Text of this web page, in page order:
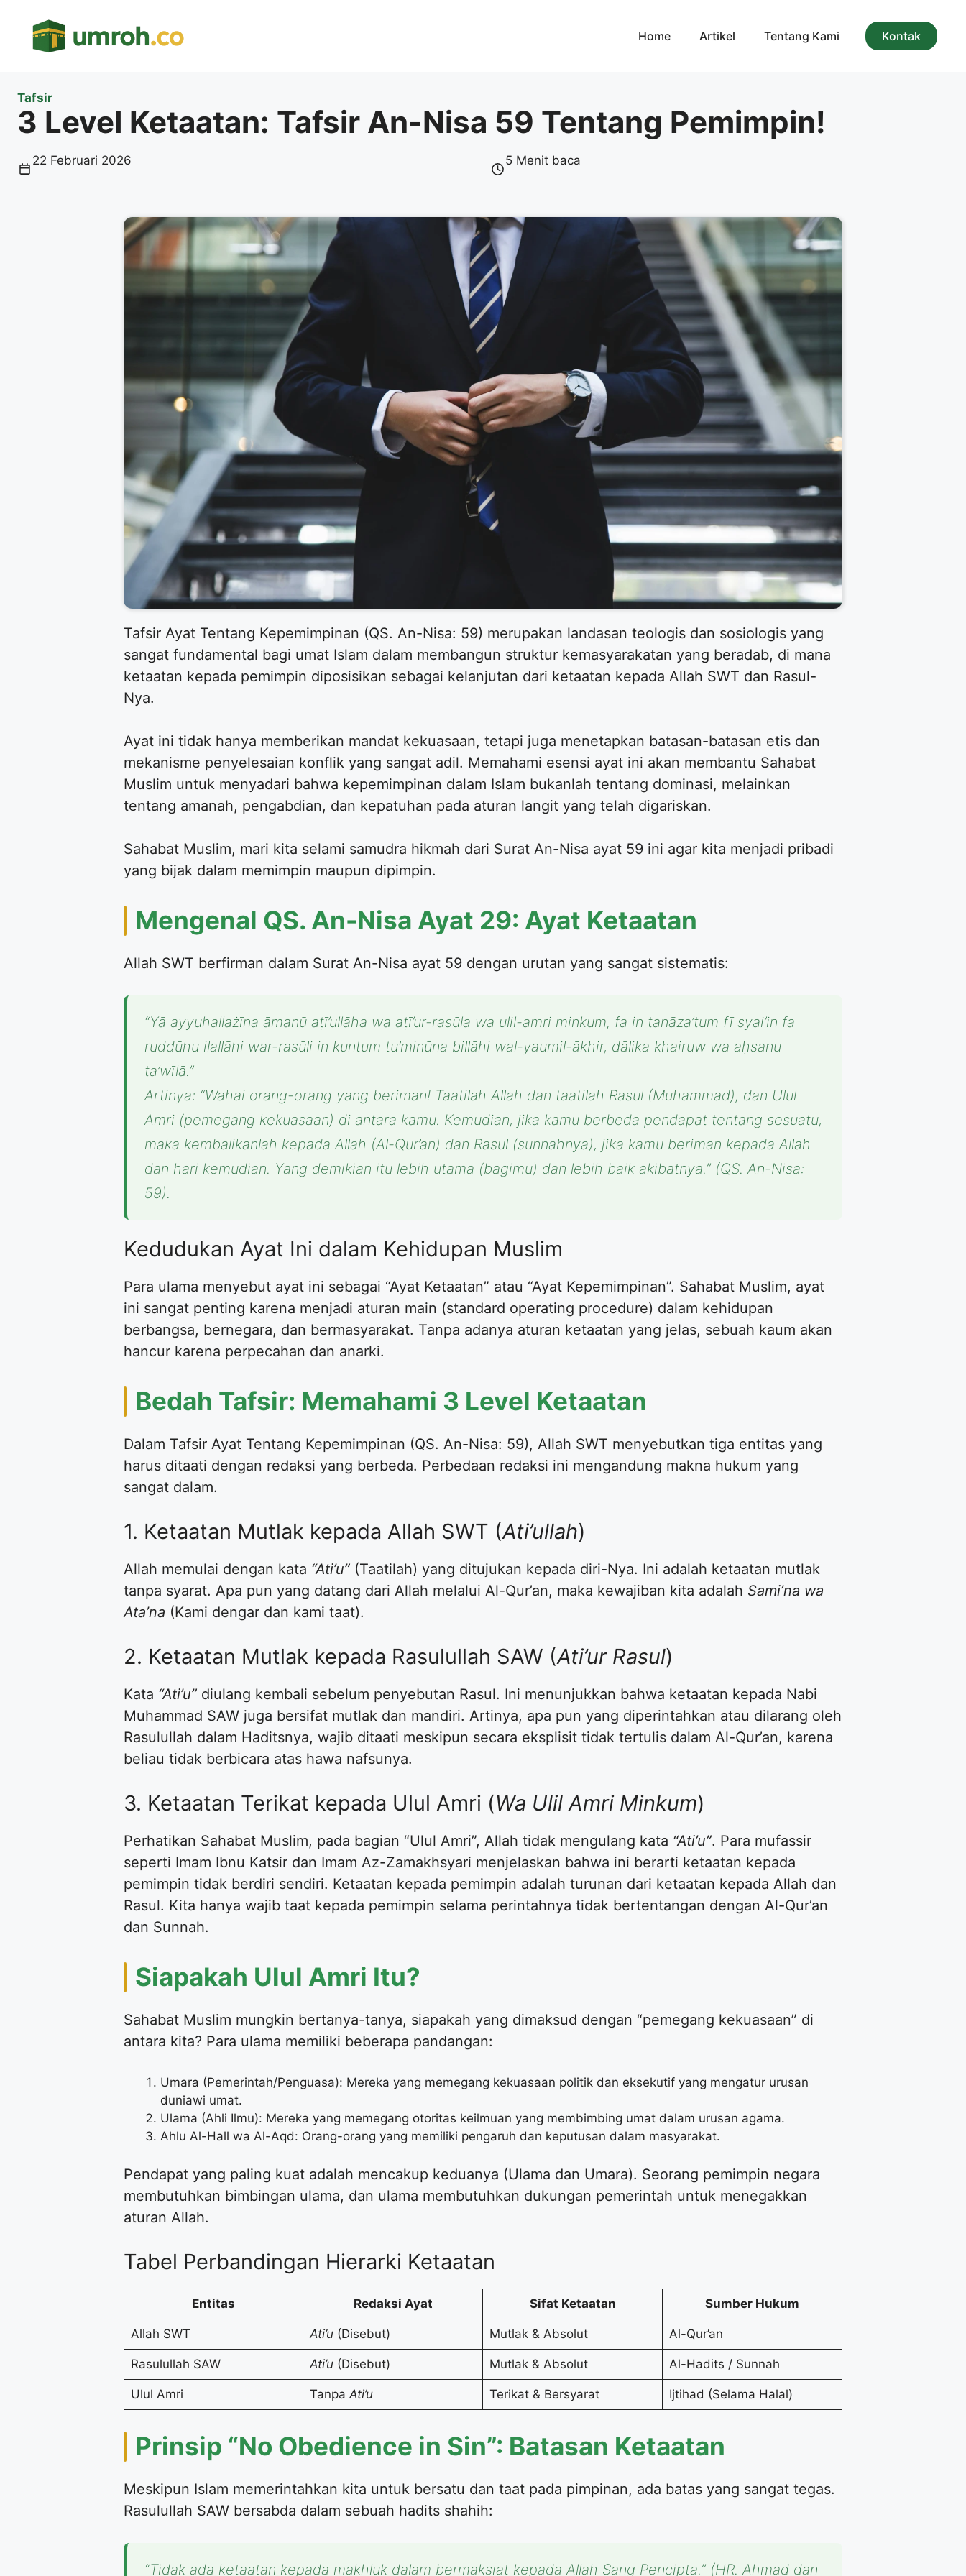
Home Artikel Tentang Kami Kontak
Tafsir
3 Level Ketaatan: Tafsir An-Nisa 59 Tentang Pemimpin!
22 Februari 2026 5 Menit baca
Tafsir Ayat Tentang Kepemimpinan (QS. An-Nisa: 59) merupakan landasan teologis dan sosiologis yang
sangat fundamental bagi umat Islam dalam membangun struktur kemasyarakatan yang beradab, di mana
ketaatan kepada pemimpin diposisikan sebagai kelanjutan dari ketaatan kepada Allah SWT dan Rasul-
Nya.
Ayat ini tidak hanya memberikan mandat kekuasaan, tetapi juga menetapkan batasan-batasan etis dan
mekanisme penyelesaian konflik yang sangat adil. Memahami esensi ayat ini akan membantu Sahabat
Muslim untuk menyadari bahwa kepemimpinan dalam Islam bukanlah tentang dominasi, melainkan
tentang amanah, pengabdian, dan kepatuhan pada aturan langit yang telah digariskan.
Sahabat Muslim, mari kita selami samudra hikmah dari Surat An-Nisa ayat 59 ini agar kita menjadi pribadi
yang bijak dalam memimpin maupun dipimpin.
Mengenal QS. An-Nisa Ayat 29: Ayat Ketaatan
Allah SWT berfirman dalam Surat An-Nisa ayat 59 dengan urutan yang sangat sistematis:
“Yā ayyuhallażīna āmanū aṭī’ullāha wa aṭī’ur-rasūla wa ulil-amri minkum, fa in tanāza’tum fī syai’in fa
ruddūhu ilallāhi war-rasūli in kuntum tu’minūna billāhi wal-yaumil-ākhir, dālika khairuw wa aḥsanu
ta’wīlā.”
Artinya: “Wahai orang-orang yang beriman! Taatilah Allah dan taatilah Rasul (Muhammad), dan Ulul
Amri (pemegang kekuasaan) di antara kamu. Kemudian, jika kamu berbeda pendapat tentang sesuatu,
maka kembalikanlah kepada Allah (Al-Qur’an) dan Rasul (sunnahnya), jika kamu beriman kepada Allah
dan hari kemudian. Yang demikian itu lebih utama (bagimu) dan lebih baik akibatnya.” (QS. An-Nisa:
59).
Kedudukan Ayat Ini dalam Kehidupan Muslim
Para ulama menyebut ayat ini sebagai “Ayat Ketaatan” atau “Ayat Kepemimpinan”. Sahabat Muslim, ayat
ini sangat penting karena menjadi aturan main (standard operating procedure) dalam kehidupan
berbangsa, bernegara, dan bermasyarakat. Tanpa adanya aturan ketaatan yang jelas, sebuah kaum akan
hancur karena perpecahan dan anarki.
Bedah Tafsir: Memahami 3 Level Ketaatan
Dalam Tafsir Ayat Tentang Kepemimpinan (QS. An-Nisa: 59), Allah SWT menyebutkan tiga entitas yang
harus ditaati dengan redaksi yang berbeda. Perbedaan redaksi ini mengandung makna hukum yang
sangat dalam.
1. Ketaatan Mutlak kepada Allah SWT (Ati’ullah)
Allah memulai dengan kata “Ati’u” (Taatilah) yang ditujukan kepada diri-Nya. Ini adalah ketaatan mutlak
tanpa syarat. Apa pun yang datang dari Allah melalui Al-Qur’an, maka kewajiban kita adalah Sami’na wa
Ata’na (Kami dengar dan kami taat).
2. Ketaatan Mutlak kepada Rasulullah SAW (Ati’ur Rasul)
Kata “Ati’u” diulang kembali sebelum penyebutan Rasul. Ini menunjukkan bahwa ketaatan kepada Nabi
Muhammad SAW juga bersifat mutlak dan mandiri. Artinya, apa pun yang diperintahkan atau dilarang oleh
Rasulullah dalam Haditsnya, wajib ditaati meskipun secara eksplisit tidak tertulis dalam Al-Qur’an, karena
beliau tidak berbicara atas hawa nafsunya.
3. Ketaatan Terikat kepada Ulul Amri (Wa Ulil Amri Minkum)
Perhatikan Sahabat Muslim, pada bagian “Ulul Amri”, Allah tidak mengulang kata “Ati’u”. Para mufassir
seperti Imam Ibnu Katsir dan Imam Az-Zamakhsyari menjelaskan bahwa ini berarti ketaatan kepada
pemimpin tidak berdiri sendiri. Ketaatan kepada pemimpin adalah turunan dari ketaatan kepada Allah dan
Rasul. Kita hanya wajib taat kepada pemimpin selama perintahnya tidak bertentangan dengan Al-Qur’an
dan Sunnah.
Siapakah Ulul Amri Itu?
Sahabat Muslim mungkin bertanya-tanya, siapakah yang dimaksud dengan “pemegang kekuasaan” di
antara kita? Para ulama memiliki beberapa pandangan:
Umara (Pemerintah/Penguasa): Mereka yang memegang kekuasaan politik dan eksekutif yang mengatur urusan
duniawi umat.
Ulama (Ahli Ilmu): Mereka yang memegang otoritas keilmuan yang membimbing umat dalam urusan agama.
Ahlu Al-Hall wa Al-Aqd: Orang-orang yang memiliki pengaruh dan keputusan dalam masyarakat.
Pendapat yang paling kuat adalah mencakup keduanya (Ulama dan Umara). Seorang pemimpin negara
membutuhkan bimbingan ulama, dan ulama membutuhkan dukungan pemerintah untuk menegakkan
aturan Allah.
Tabel Perbandingan Hierarki Ketaatan
Entitas Redaksi Ayat Sifat Ketaatan Sumber Hukum
Allah SWT Ati’u(Disebut) Mutlak & Absolut Al-Qur’an
Rasulullah SAW Ati’u(Disebut) Mutlak & Absolut Al-Hadits / Sunnah
Ulul Amri TanpaAti’u Terikat & Bersyarat Ijtihad (Selama Halal)
Prinsip “No Obedience in Sin”: Batasan Ketaatan
Meskipun Islam memerintahkan kita untuk bersatu dan taat pada pimpinan, ada batas yang sangat tegas.
Rasulullah SAW bersabda dalam sebuah hadits shahih:
“Tidak ada ketaatan kepada makhluk dalam bermaksiat kepada Allah Sang Pencipta.” (HR. Ahmad dan